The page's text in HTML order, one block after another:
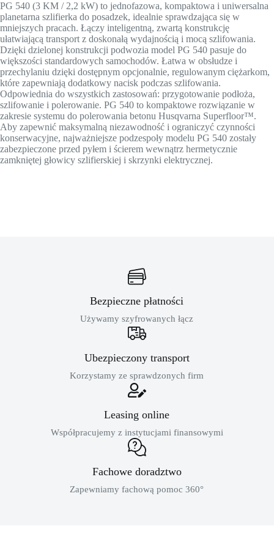
PG 540 (3 KM / 2,2 kW) to jednofazowa, kompaktowa i uniwersalna
planetarna szlifierka do posadzek, idealnie sprawdzająca się w
mniejszych pracach. Łączy inteligentną, zwartą konstrukcję
ułatwiającą transport z doskonałą wydajnością i mocą szlifowania.
Dzięki dzielonej konstrukcji podwozia model PG 540 pasuje do
większości standardowych samochodów. Łatwa w obsłudze i
przechylaniu dzięki dostępnym opcjonalnie, regulowanym ciężarkom,
które zapewniają dodatkowy nacisk podczas szlifowania.
Odpowiednia do wszystkich zastosowań: przygotowanie podłoża,
szlifowanie i polerowanie. PG 540 to kompaktowe rozwiązanie w
zakresie systemu do polerowania betonu Husqvarna Superfloor™.
Aby zapewnić maksymalną niezawodność i ograniczyć czynności
konserwacyjne, najważniejsze podzespoły modelu PG 540 zostały
zabezpieczone przed pyłem i ścierem wewnątrz hermetycznie
zamkniętej głowicy szlifierskiej i skrzynki elektrycznej.
Bezpieczne płatności
Używamy szyfrowanych łącz
Ubezpieczony transport
Korzystamy ze sprawdzonych firm
Leasing online
Współpracujemy z instytucjami finansowymi
Fachowe doradztwo
Zapewniamy fachową pomoc 360°